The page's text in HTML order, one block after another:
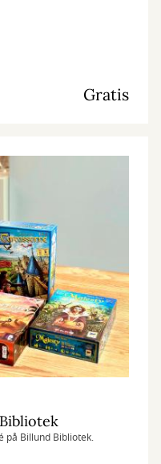
Gratis
på Billund Bibliotek.